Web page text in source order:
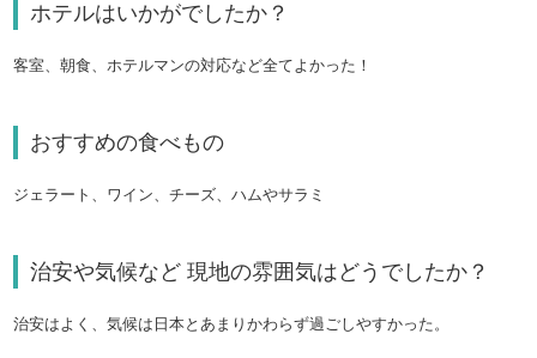
ホテルはいかがでしたか？
客室、朝食、ホテルマンの対応など全てよかった！
おすすめの食べもの
ジェラート、ワイン、チーズ、ハムやサラミ
治安や気候など 現地の雰囲気はどうでしたか？
治安はよく、気候は日本とあまりかわらず過ごしやすかった。